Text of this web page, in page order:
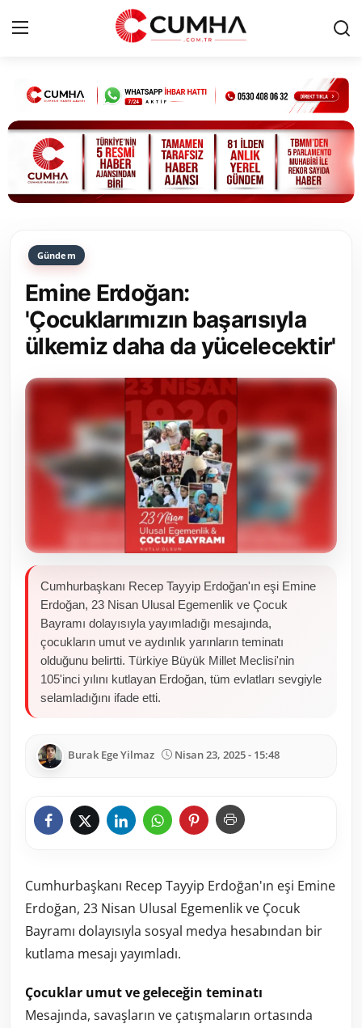
Kurumsal
Cumhurbaşkanlığı
Bakanlıklar
Siyasi Partiler
Yerel Yönetimler
Mülki İdare
Toplum ve Yaşam
Sivil Toplum Kuruluşları
Kamu Kurumları ve Üst Kurullar
Resmi Reklamlar
Gündem
Emine Erdoğan:
'Çocuklarımızın başarısıyla
ülkemiz daha da yücelecektir'
Cumhurbaşkanı Recep Tayyip Erdoğan'ın eşi Emine
Erdoğan, 23 Nisan Ulusal Egemenlik ve Çocuk
Bayramı dolayısıyla yayımladığı mesajında,
çocukların umut ve aydınlık yarınların teminatı
olduğunu belirtti. Türkiye Büyük Millet Meclisi'nin
105'inci yılını kutlayan Erdoğan, tüm evlatları sevgiyle
selamladığını ifade etti.
Burak Ege Yilmaz Nisan 23, 2025 - 15:48
Cumhurbaşkanı Recep Tayyip Erdoğan'ın eşi Emine
Erdoğan, 23 Nisan Ulusal Egemenlik ve Çocuk
Bayramı dolayısıyla sosyal medya hesabından bir
kutlama mesajı yayımladı.
Çocuklar umut ve geleceğin teminatı
Mesajında, savaşların ve çatışmaların ortasında